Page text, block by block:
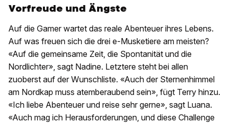
Vorfreude und Ängste
Auf die Gamer wartet das reale Abenteuer ihres Lebens.
Auf was freuen sich die drei e-Musketiere am meisten?
«Auf die gemeinsame Zeit, die Spontanität und die
Nordlichter», sagt Nadine. Letztere steht bei allen
zuoberst auf der Wunschliste. «Auch der Sternenhimmel
am Nordkap muss atemberaubend sein», fügt Terry hinzu.
«Ich liebe Abenteuer und reise sehr gerne», sagt Luana.
«Auch mag ich Herausforderungen, und diese Challenge